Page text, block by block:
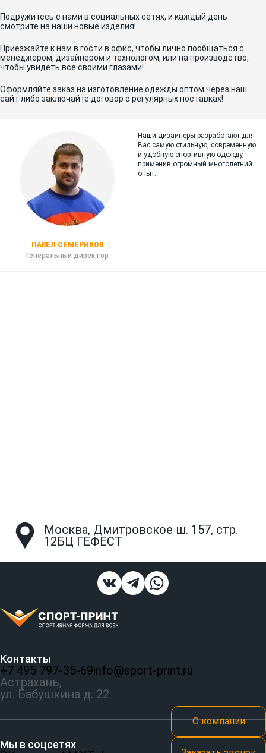
Подружитесь с нами в социальных сетях, и каждый день
смотрите на наши новые изделия!
Приезжайте к нам в гости в офис, чтобы лично пообщаться с
менеджером, дизайнером и технологом, или на производство,
чтобы увидеть все своими глазами!
Оформляйте заказ на изготовление одежды оптом через наш
сайт либо заключайте договор о регулярных поставках!
ПАВЕЛ СЕМЕРИКОВ
Генеральный директор
Наши дизайнеры разработают для
Вас самую стильную, современную
и удобную спортивную одежду,
применив огромный многолетний
опыт.
Москва, Дмитровское ш. 157, стр.
12БЦ ГЕФЕСТ
Контакты
+7 495 797‑35-69info@sport-print.ru
Астрахань,
ул. Бабушкина д. 22
Мы в соцсетях
О компании